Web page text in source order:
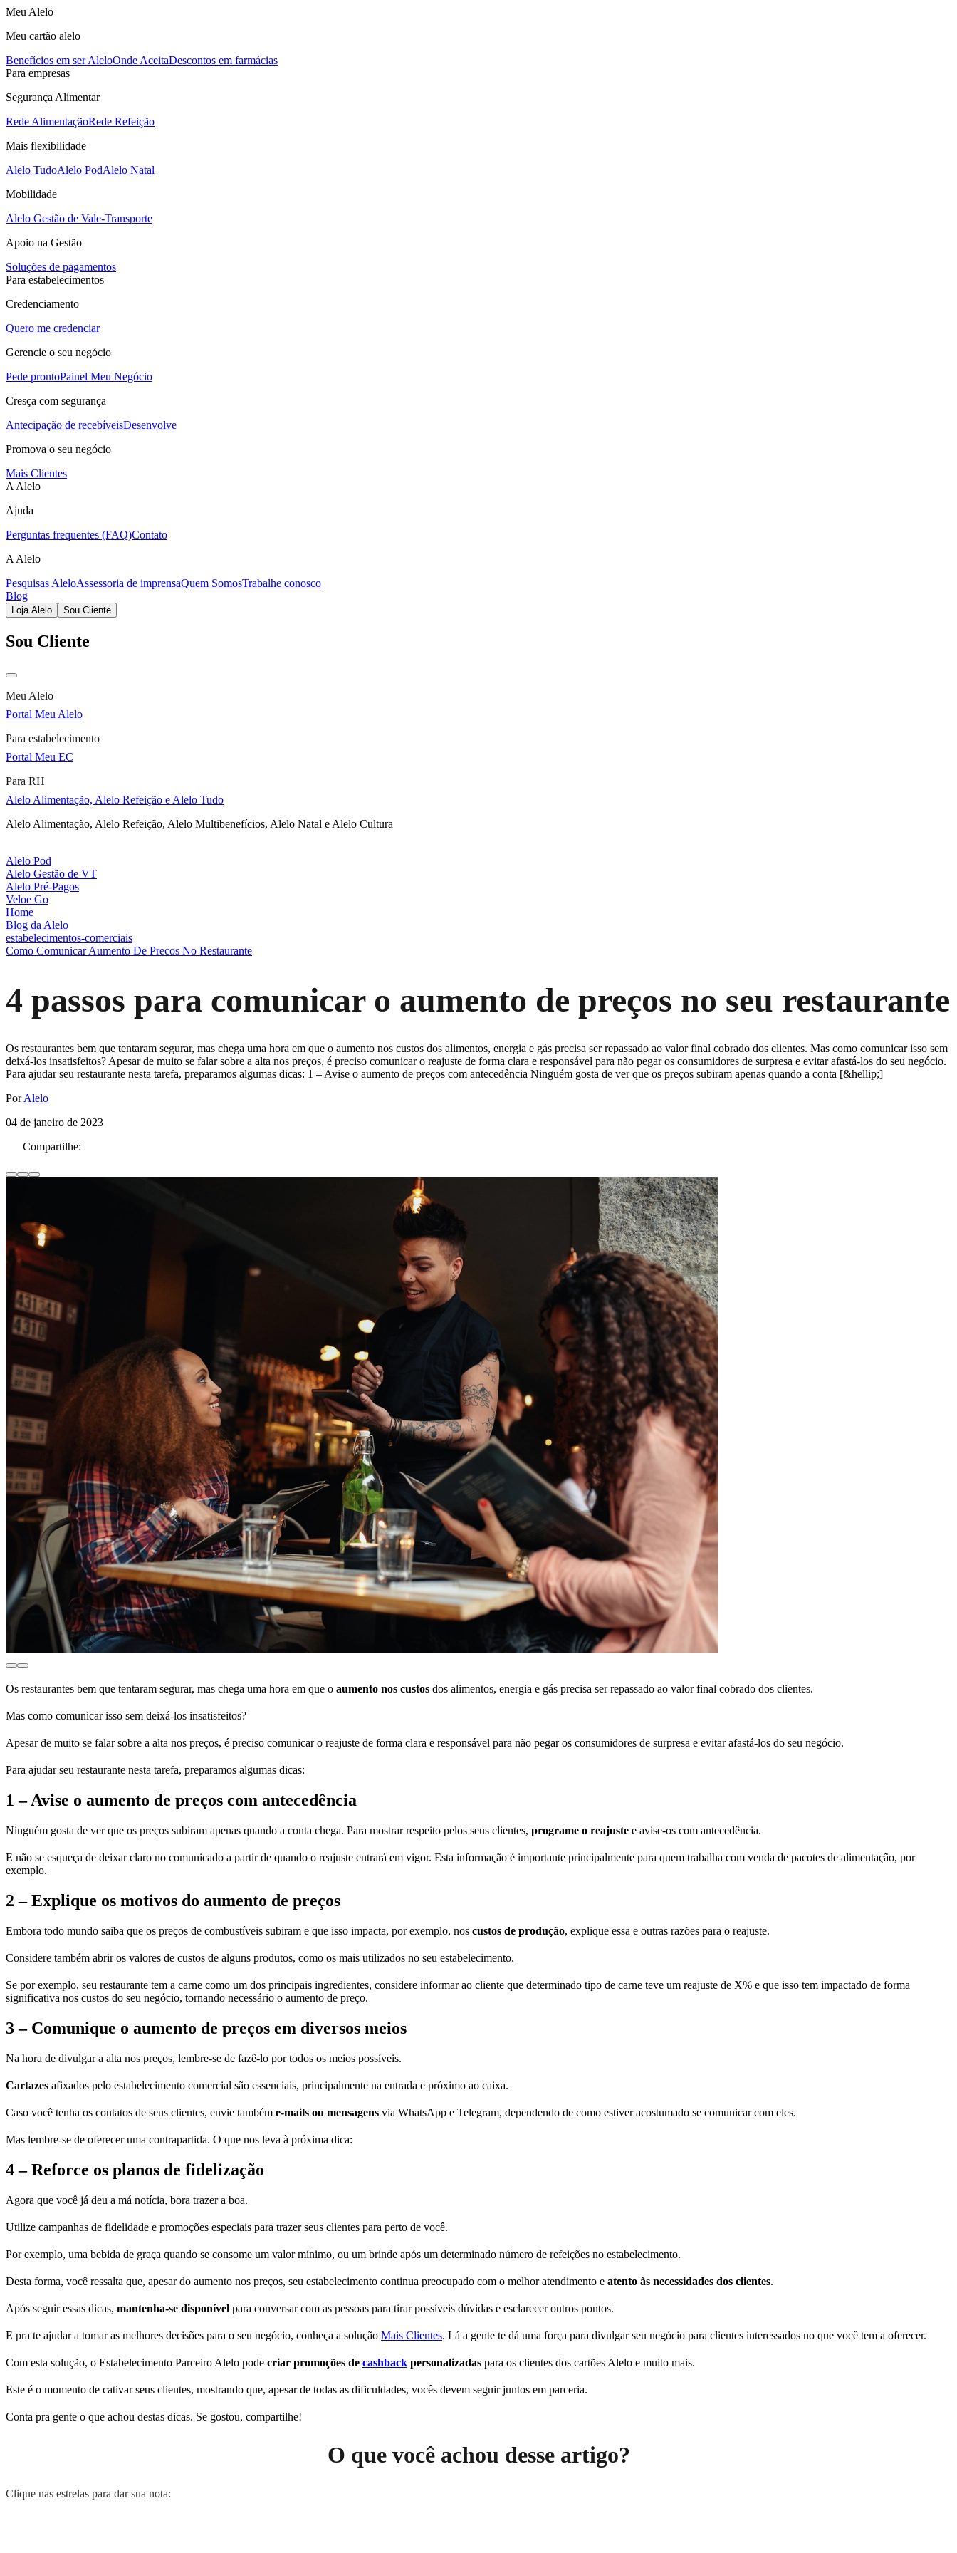
Meu Alelo
Meu cartão alelo
Benefícios em ser AleloOnde AceitaDescontos em farmácias
Para empresas
Segurança Alimentar
Rede AlimentaçãoRede Refeição
Mais flexibilidade
Alelo TudoAlelo PodAlelo Natal
Mobilidade
Alelo Gestão de Vale-Transporte
Apoio na Gestão
Soluções de pagamentos
Para estabelecimentos
Credenciamento
Quero me credenciar
Gerencie o seu negócio
Pede prontoPainel Meu Negócio
Cresça com segurança
Antecipação de recebíveisDesenvolve
Promova o seu negócio
Mais Clientes
A Alelo
Ajuda
Perguntas frequentes (FAQ)Contato
A Alelo
Pesquisas AleloAssessoria de imprensaQuem SomosTrabalhe conosco
Blog
Loja Alelo Sou Cliente
Sou Cliente
Meu Alelo
Portal Meu Alelo
Para estabelecimento
Portal Meu EC
Para RH
Alelo Alimentação, Alelo Refeição e Alelo Tudo
Alelo Alimentação, Alelo Refeição, Alelo Multibenefícios, Alelo Natal e Alelo Cultura
Alelo Pod
Alelo Gestão de VT
Alelo Pré-Pagos
Veloe Go
Home
Blog da Alelo
estabelecimentos-comerciais
Como Comunicar Aumento De Precos No Restaurante
4 passos para comunicar o aumento de preços no seu restaurante
Os restaurantes bem que tentaram segurar, mas chega uma hora em que o aumento nos custos dos alimentos, energia e gás precisa ser repassado ao valor final cobrado dos clientes. Mas como comunicar isso sem
deixá-los insatisfeitos? Apesar de muito se falar sobre a alta nos preços, é preciso comunicar o reajuste de forma clara e responsável para não pegar os consumidores de surpresa e evitar afastá-los do seu negócio.
Para ajudar seu restaurante nesta tarefa, preparamos algumas dicas: 1 – Avise o aumento de preços com antecedência Ninguém gosta de ver que os preços subiram apenas quando a conta [&hellip;]
PorAlelo
04 de janeiro de 2023
Compartilhe:
Os restaurantes bem que tentaram segurar, mas chega uma hora em que o aumento nos custos dos alimentos, energia e gás precisa ser repassado ao valor final cobrado dos clientes.
Mas como comunicar isso sem deixá-los insatisfeitos?
Apesar de muito se falar sobre a alta nos preços, é preciso comunicar o reajuste de forma clara e responsável para não pegar os consumidores de surpresa e evitar afastá-los do seu negócio.
Para ajudar seu restaurante nesta tarefa, preparamos algumas dicas:
1 – Avise o aumento de preços com antecedência
Ninguém gosta de ver que os preços subiram apenas quando a conta chega. Para mostrar respeito pelos seus clientes, programe o reajuste e avise-os com antecedência.
E não se esqueça de deixar claro no comunicado a partir de quando o reajuste entrará em vigor. Esta informação é importante principalmente para quem trabalha com venda de pacotes de alimentação, por
exemplo.
2 – Explique os motivos do aumento de preços
Embora todo mundo saiba que os preços de combustíveis subiram e que isso impacta, por exemplo, nos custos de produção, explique essa e outras razões para o reajuste.
Considere também abrir os valores de custos de alguns produtos, como os mais utilizados no seu estabelecimento.
Se por exemplo, seu restaurante tem a carne como um dos principais ingredientes, considere informar ao cliente que determinado tipo de carne teve um reajuste de X% e que isso tem impactado de forma
significativa nos custos do seu negócio, tornando necessário o aumento de preço.
3 – Comunique o aumento de preços em diversos meios
Na hora de divulgar a alta nos preços, lembre-se de fazê-lo por todos os meios possíveis.
Cartazes afixados pelo estabelecimento comercial são essenciais, principalmente na entrada e próximo ao caixa.
Caso você tenha os contatos de seus clientes, envie também e-mails ou mensagens via WhatsApp e Telegram, dependendo de como estiver acostumado se comunicar com eles.
Mas lembre-se de oferecer uma contrapartida. O que nos leva à próxima dica:
4 – Reforce os planos de fidelização
Agora que você já deu a má notícia, bora trazer a boa.
Utilize campanhas de fidelidade e promoções especiais para trazer seus clientes para perto de você.
Por exemplo, uma bebida de graça quando se consome um valor mínimo, ou um brinde após um determinado número de refeições no estabelecimento.
Desta forma, você ressalta que, apesar do aumento nos preços, seu estabelecimento continua preocupado com o melhor atendimento e atento às necessidades dos clientes.
Após seguir essas dicas, mantenha-se disponível para conversar com as pessoas para tirar possíveis dúvidas e esclarecer outros pontos.
E pra te ajudar a tomar as melhores decisões para o seu negócio, conheça a solução Mais Clientes. Lá a gente te dá uma força para divulgar seu negócio para clientes interessados no que você tem a oferecer.
Com esta solução, o Estabelecimento Parceiro Alelo pode criar promoções de cashback personalizadas para os clientes dos cartões Alelo e muito mais.
Este é o momento de cativar seus clientes, mostrando que, apesar de todas as dificuldades, vocês devem seguir juntos em parceria.
Conta pra gente o que achou destas dicas. Se gostou, compartilhe!
O que você achou desse artigo?
Clique nas estrelas para dar sua nota: